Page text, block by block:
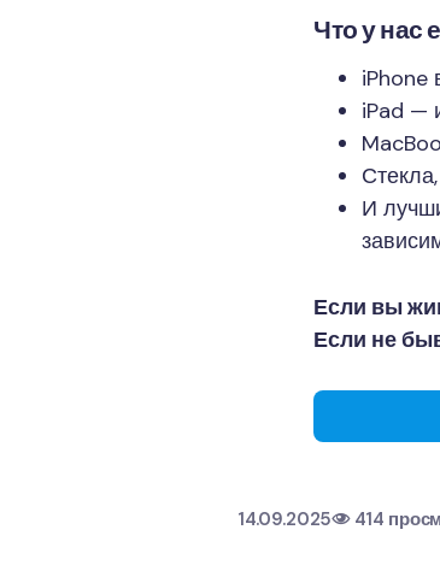
Что у нас
iPhone
iPad —
И
Если вы
Если не
14.09.2025 414